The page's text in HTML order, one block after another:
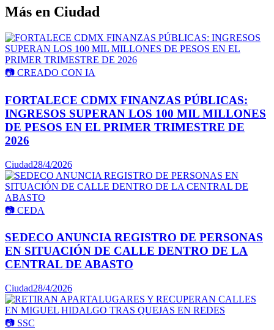
Más en Ciudad
📷 CREADO CON IA
FORTALECE CDMX FINANZAS PÚBLICAS:
INGRESOS SUPERAN LOS 100 MIL MILLONES
DE PESOS EN EL PRIMER TRIMESTRE DE
2026
Ciudad28/4/2026
📷 CEDA
SEDECO ANUNCIA REGISTRO DE PERSONAS
EN SITUACIÓN DE CALLE DENTRO DE LA
CENTRAL DE ABASTO
Ciudad28/4/2026
📷 SSC